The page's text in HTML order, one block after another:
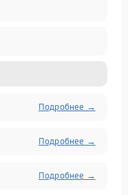
Подробнее →
Подробнее →
Подробнее →